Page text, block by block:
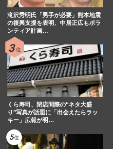
滝沢秀明氏「男手が必要」熊本地震
の復興支援を表明、中居正広もボラ
ンティア計画…
くら寿司、閉店間際の“ネタ大盛
り”写真が話題に「出会えたらラッ
キー」広報が明…